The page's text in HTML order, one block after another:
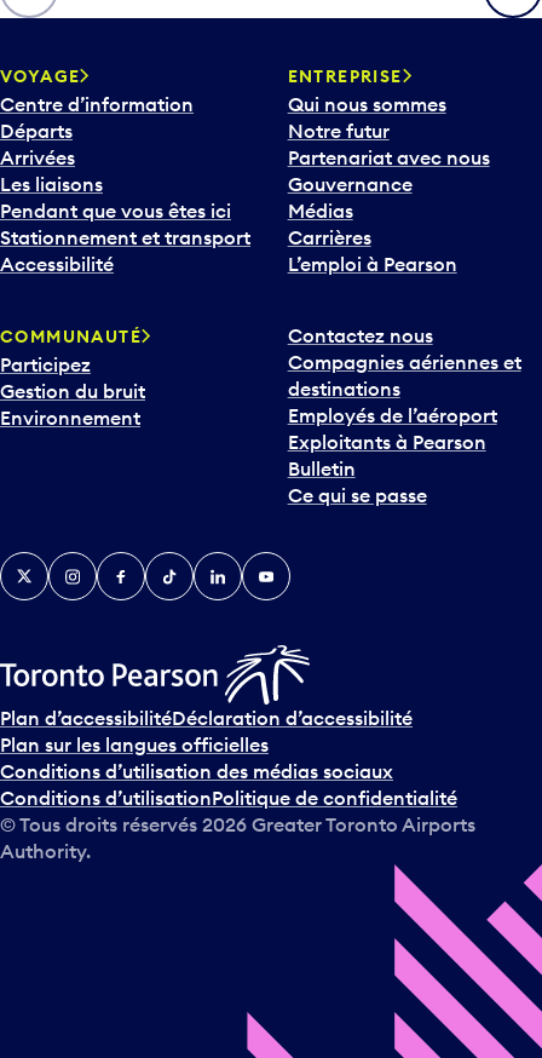
VOYAGE
Centre d’information
Départs
Arrivées
Les liaisons
Pendant que vous êtes ici
Stationnement et transport
Accessibilité
ENTREPRISE
Qui nous sommes
Notre futur
Partenariat avec nous
Gouvernance
Médias
Carrières
L’emploi à Pearson
COMMUNAUTÉ
Participez
Gestion du bruit
Environnement
Contactez nous
Compagnies aériennes et
destinations
Employés de l’aéroport
Exploitants à Pearson
Bulletin
Ce qui se passe
TwitterInstagramFacebook
TikTokLinkedInYouTube
Plan d’accessibilitéDéclaration d’accessibilité
Plan sur les langues officielles
Conditions d’utilisation des médias sociaux
Conditions d’utilisationPolitique de confidentialité
© Tous droits réservés 2026 Greater Toronto Airports
Authority.